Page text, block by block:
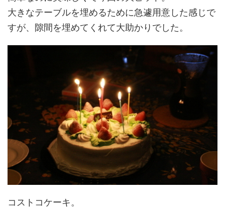
大きなテーブルを埋めるために急遽用意した感じで
すが、隙間を埋めてくれて大助かりでした。
コストコケーキ。